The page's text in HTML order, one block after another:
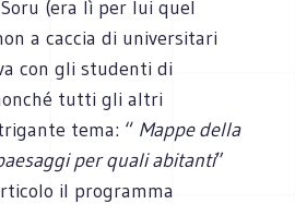
(era lì per lui quel
a caccia di universitari
con gli studenti di
tutti gli altri
tema: “ Mappe della
per quali abitanti”
il programma